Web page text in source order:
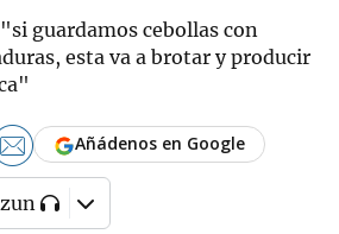
guardamos cebollas con
esta va a brotar y producir
Añádenos en Google